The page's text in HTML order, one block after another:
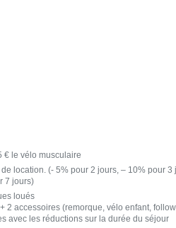
€ le vélo musculaire
location. (- 5% pour 2 jours, – 10% pour 3
7 jours)
loués
2 accessoires (remorque, vélo enfant,
avec les réductions sur la durée du séjour